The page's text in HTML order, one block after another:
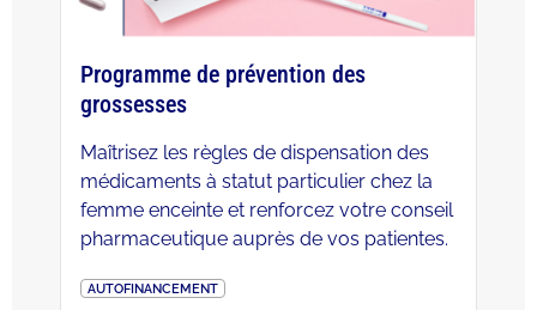
Programme de prévention des
grossesses
Maîtrisez les règles de dispensation des
médicaments à statut particulier chez la
femme enceinte et renforcez votre conseil
pharmaceutique auprès de vos patientes.
AUTOFINANCEMENT